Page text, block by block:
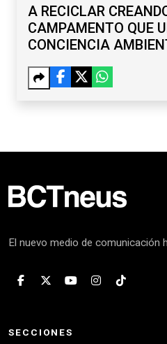
A RECICLAR
CAMPAMENTO QUE
CONCIENCIA
El nuevo medio de comunicación
SECCIONES